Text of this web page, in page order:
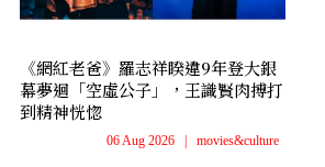
《網紅老爸》羅志祥睽違9年登大銀
幕夢迴「空虛公子」，王識賢肉搏打
到精神恍惚
06 Aug 2026 movies&culture